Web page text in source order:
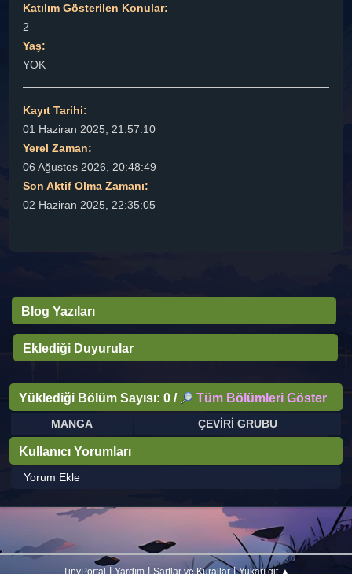
Katılım Gösterilen Konular:
2
Yaş:
YOK
Kayıt Tarihi:
01 Haziran 2025, 21:57:10
Yerel Zaman:
06 Ağustos 2026, 20:48:49
Son Aktif Olma Zamanı:
02 Haziran 2025, 22:35:05
Blog Yazıları
Eklediği Duyurular
Yüklediği Bölüm Sayısı: 0 / Tüm Bölümleri Göster
MANGA ÇEVİRİ GRUBU
Kullanıcı Yorumları
Yorum Ekle
TinyPortal Yardım| Şartlar ve Kurallar|Yukarı git ▲